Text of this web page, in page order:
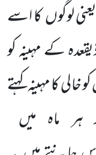
لوگوںکا اسے
کے مہینہ کو
خالی کا مہینہ کہتے
ماہ میں